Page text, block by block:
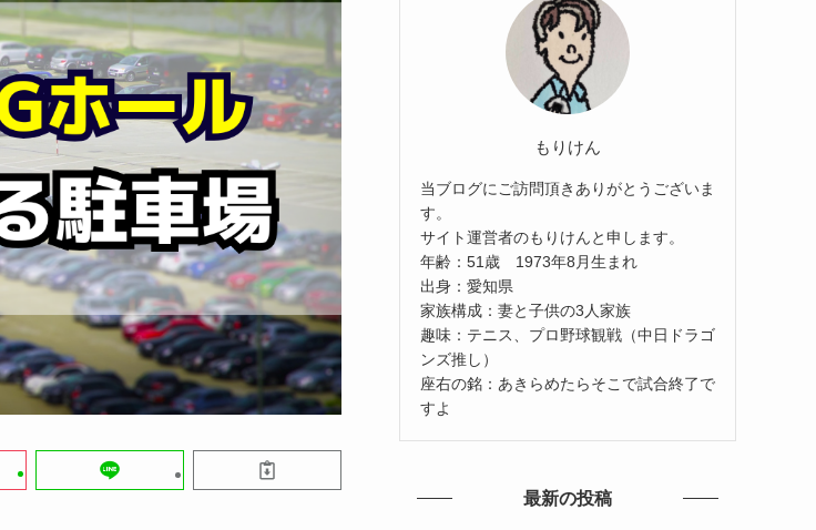
もりけん
当ブログにご訪問頂きありがとうございま
す。
サイト運営者のもりけんと申します。
年齢：51歳 1973年8月生まれ
出身：愛知県
家族構成：妻と子供の3人家族
趣味：テニス、プロ野球観戦（中日ドラゴ
ンズ推し）
座右の銘：あきらめたらそこで試合終了で
すよ
最新の投稿